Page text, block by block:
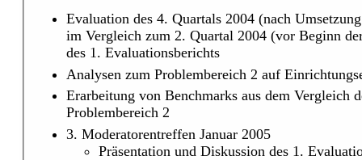
Evaluation des 4. Quartals 2004 (nach
im Vergleich zum 2. Quartal 2004 (vor Beginn
des 1. Evaluationsberichts
Analysen zum Problembereich 2 auf
Erarbeitung von Benchmarks aus dem Vergleich
Problembereich 2
3. Moderatorentreffen Januar 2005
Präsentation und Diskussion des 1.